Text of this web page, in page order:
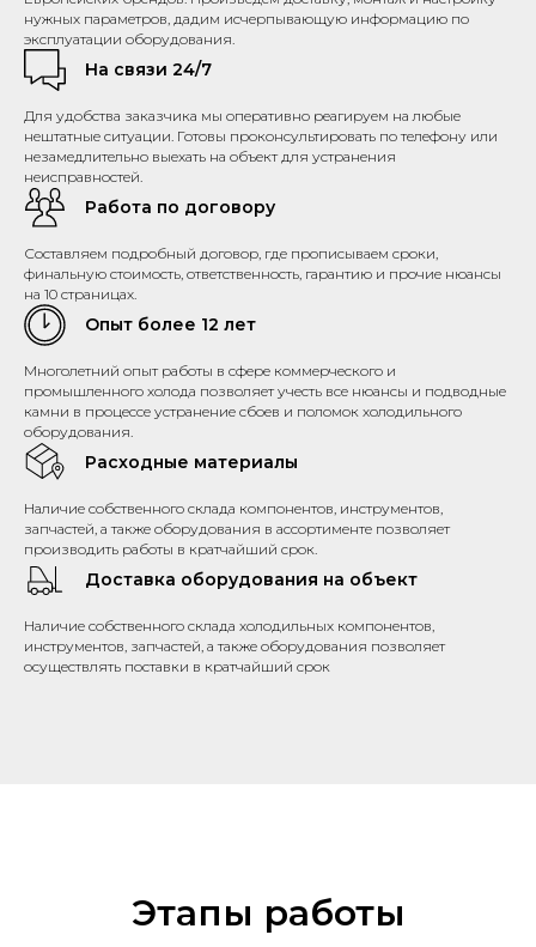
нужных параметров, дадим исчерпывающую информацию по
эксплуатации оборудования.
На связи 24/7
Для удобства заказчика мы оперативно реагируем на любые
нештатные ситуации. Готовы проконсультировать по телефону или
незамедлительно выехать на объект для устранения
неисправностей.
Работа по договору
Составляем подробный договор, где прописываем сроки,
финальную стоимость, ответственность, гарантию и прочие нюансы
на 10 страницах.
Опыт более 12 лет
Многолетний опыт работы в сфере коммерческого и
промышленного холода позволяет учесть все нюансы и подводные
камни в процессе устранение сбоев и поломок холодильного
оборудования.
Расходные материалы
Наличие собственного склада компонентов, инструментов,
запчастей, а также оборудования в ассортименте позволяет
производить работы в кратчайший срок.
Доставка оборудования на объект
Наличие собственного склада холодильных компонентов,
инструментов, запчастей, а также оборудования позволяет
осуществлять поставки в кратчайший срок
Этапы работы